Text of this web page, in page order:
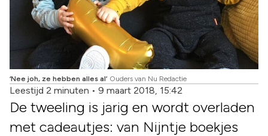
‘Nee joh, ze hebben alles al’ Ouders van Nu Redactie
Leestijd 2 minuten • 9 maart 2018, 15:42
De tweeling is jarig en wordt overladen
met cadeautjes: van Nijntje boekjes